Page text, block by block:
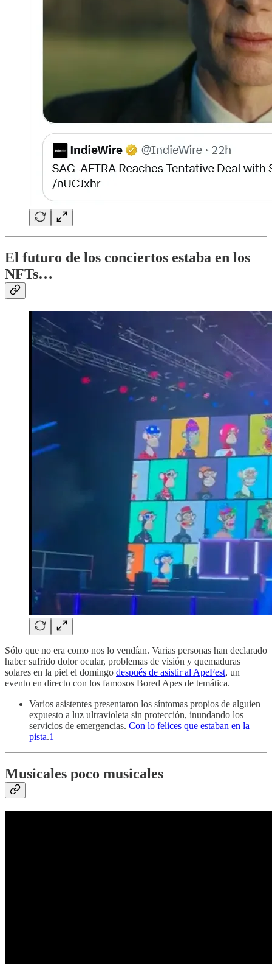
El futuro de los conciertos estaba en los
NFTs…
Sólo que no era como nos lo vendían. Varias personas han declarado
haber sufrido dolor ocular, problemas de visión y quemaduras
solares en la piel el domingo después de asistir al ApeFest, un
evento en directo con los famosos Bored Apes de temática.
Varios asistentes presentaron los síntomas propios de alguien
expuesto a luz ultravioleta sin protección, inundando los
servicios de emergencias. Con lo felices que estaban en la
pista.1
Musicales poco musicales